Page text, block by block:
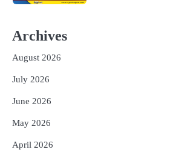
Archives
August 2026
July 2026
June 2026
May 2026
April 2026